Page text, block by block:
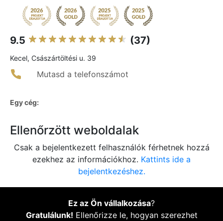
9.5 (37)
Kecel, Császártöltési u. 39
Mutasd a telefonszámot
Egy cég:
Ellenőrzött weboldalak
Csak a bejelentkezett felhasználók férhetnek hozzá
ezekhez az információkhoz. Kattints ide a
bejelentkezéshez.
Ez az Ön vállalkozása?
Gratulálunk! Ellenőrizze le, hogyan szerezhet